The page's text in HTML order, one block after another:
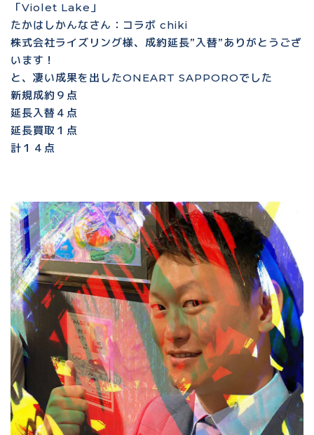
「Violet Lake」
たかはしかんなさん：コラボ chiki
株式会社ライズリング様、成約延長”入替”ありがとうござ
います！
と、凄い成果を出したONEART SAPPOROでした
新規成約９点
延長入替４点
延長買取１点
計１４点